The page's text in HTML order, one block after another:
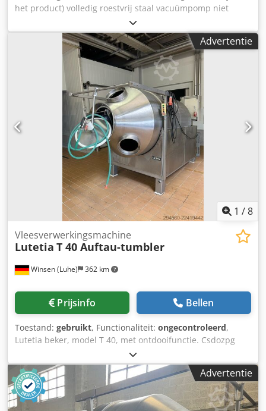
het product) volledig roestvrij staal vacuümpomp niet
inbegrepen plc gestuurd traploze snelheid geschikt voor
koeling kantelen van de drum bij lossen 1 waterfilter
vermogen: 5,9 kW Cedpfxszkg Iaj Acwoha afmetingen (l x b
x h): ± 3.490 x 1.820 x 2.250 mm
Advertentie
1 /8
Winsen (Luhe) 362 km
Vleesverwerkingsmachine
Lutetia T 40 Auftau-tumbler
Prijsinfo Bellen
Toestand: gebruikt, Functionaliteit: ongecontroleerd,
Lutetia beker, model T 40, met ontdooifunctie. Csdozpg
Advertentie